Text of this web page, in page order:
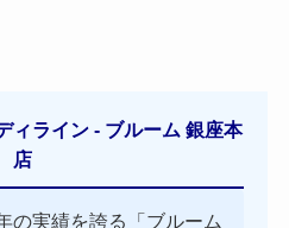
ィライン - ブルーム 銀座本
店
の実績を誇る「ブルーム